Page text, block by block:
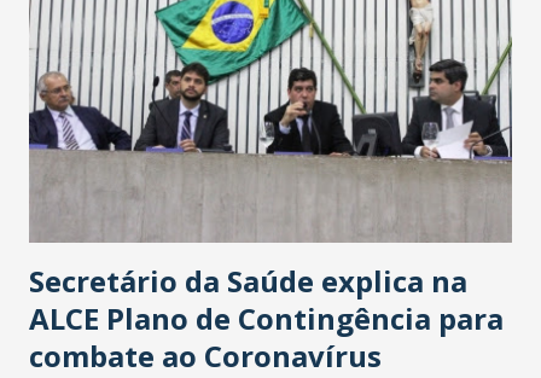
Secretário da Saúde explica na
ALCE Plano de Contingência para
combate ao Coronavírus